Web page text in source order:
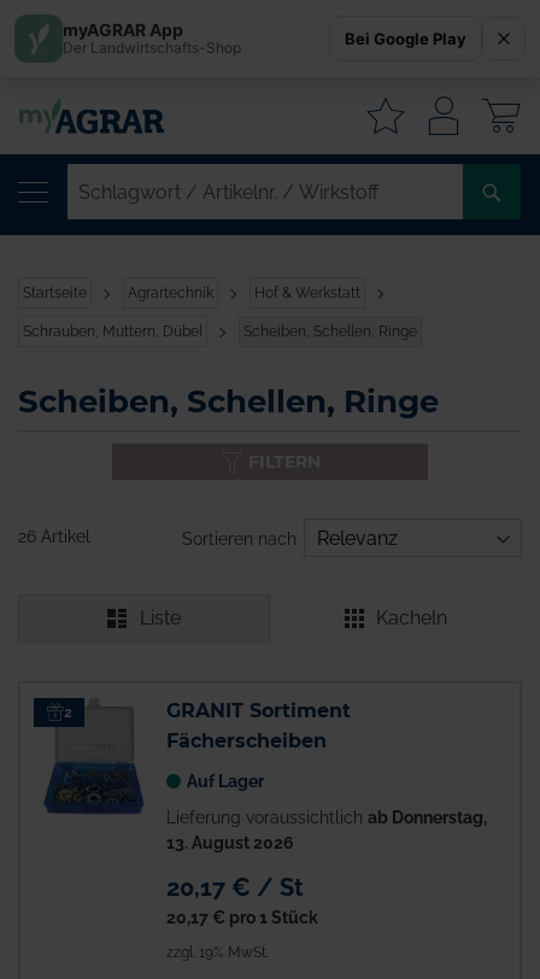
Startseite Agrartechnik Hof & Werkstatt
Schrauben, Muttern, Dübel Scheiben, Schellen, Ringe
Scheiben, Schellen, Ringe
26 Artikel Sortieren nach
Liste Kacheln
2
GRANIT Sortiment
Fächerscheiben
Auf Lager
Lieferung voraussichtlich ab Donnerstag,
13. August 2026
20,17 € / St
20,17 € pro 1 Stück
zzgl. 19% MwSt.
myAGRAR App
Der Landwirtschafts-Shop Bei Google Play